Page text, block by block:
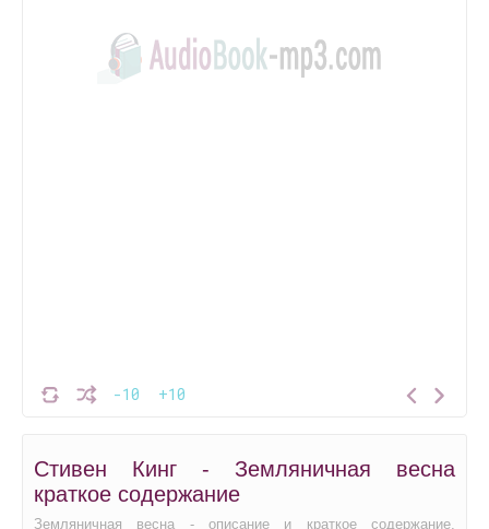
-10 +10
Стивен Кинг - Земляничная весна
краткое содержание
Земляничная весна - описание и краткое содержание,